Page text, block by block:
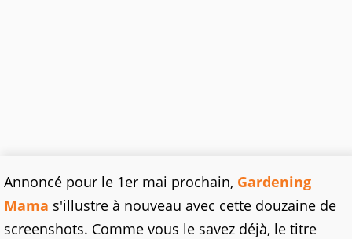
Annoncé pour le 1er mai prochain, Gardening
Mama s'illustre à nouveau avec cette douzaine de
screenshots. Comme vous le savez déjà, le titre